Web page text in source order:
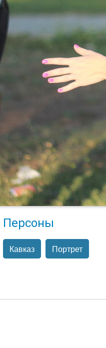
Персоны
Кавказ Портрет